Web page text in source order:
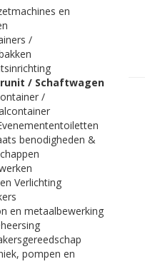
en
/
/ Schaftwagen
/
benodigheden &
Verlichting
en metaalbewerking
pompen en